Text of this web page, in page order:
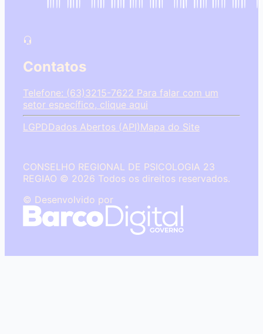
Contatos
Telefone: (63)3215-7622 Para falar com um
setor específico, clique aqui
LGPDDados Abertos (API)Mapa do Site
CONSELHO REGIONAL DE PSICOLOGIA 23
REGIAO © 2026 Todos os direitos reservados.
© Desenvolvido por